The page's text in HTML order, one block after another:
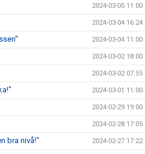
2024-03-05 11:00
2024-03-04 16:24
2024-03-04 11:00
2024-03-02 18:00
2024-03-02 07:55
2024-03-01 11:00
2024-02-29 19:00
2024-02-28 17:05
bra nivå!" 2024-02-27 17:22